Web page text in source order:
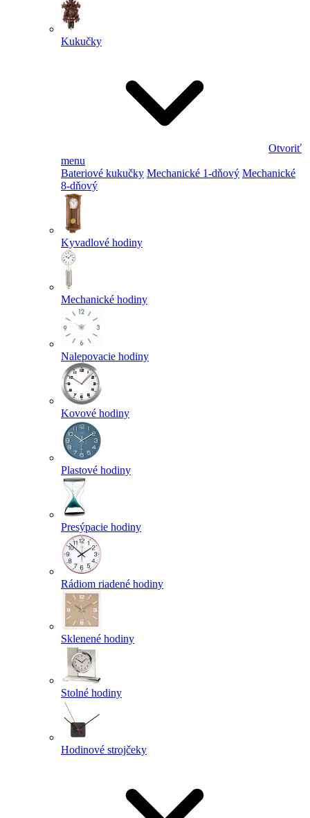
Kukučky
Otvoriť
menu
Bateriové kukučky Mechanické 1-dňový Mechanické
8-dňový
Kyvadlové hodiny
Mechanické hodiny
Nalepovacie hodiny
Kovové hodiny
Plastové hodiny
Presýpacie hodiny
Rádiom riadené hodiny
Sklenené hodiny
Stolné hodiny
Hodinové strojčeky